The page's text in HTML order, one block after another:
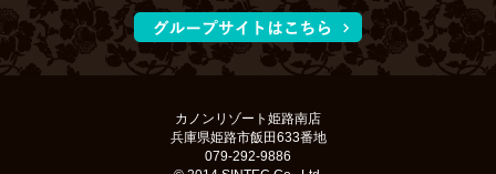
カノンリゾート姫路南店
兵庫県姫路市飯田633番地
079-292-9886